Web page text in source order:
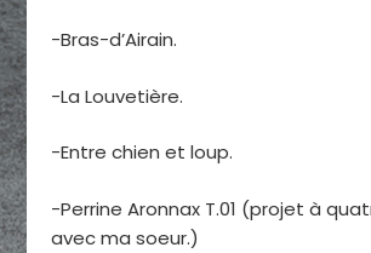
-Bras-d’Airain.
-La Louvetière.
-Entre chien et loup.
-Perrine Aronnax T.01 (projet à
avec ma soeur.)